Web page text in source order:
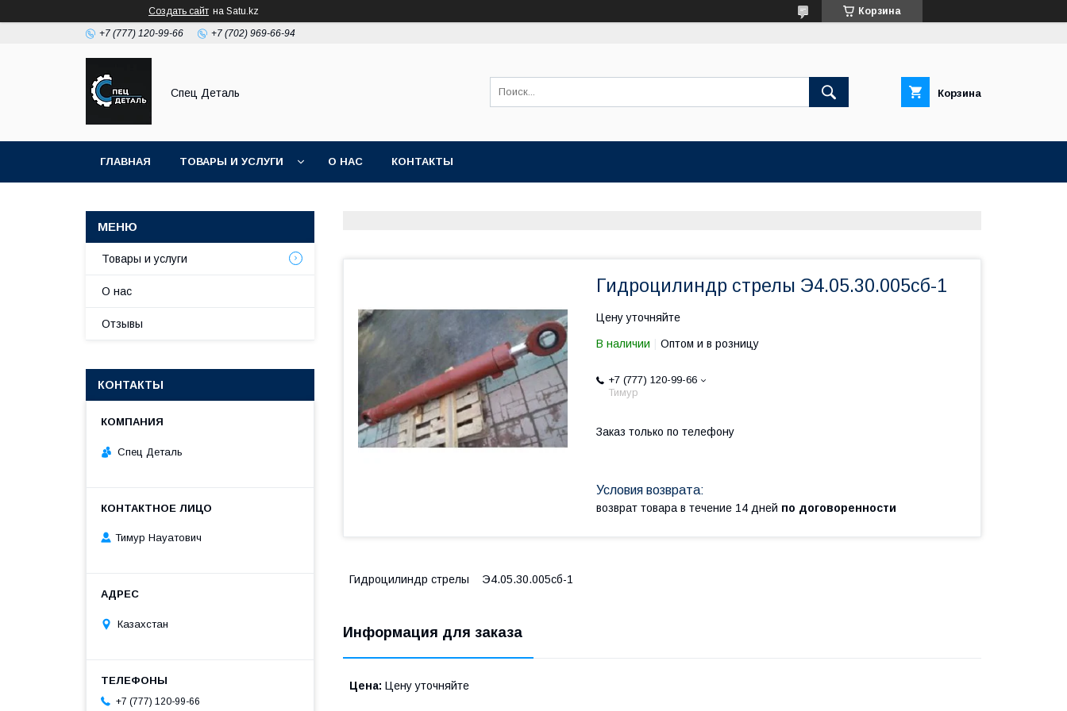
Создать сайт на Satu.kz Корзина
+7 (777) 120-99-66 +7 (702) 969-66-94
Спец Деталь Корзина
ГЛАВНАЯ ТОВАРЫ И УСЛУГИ О НАС КОНТАКТЫ
Гидроцилиндр стрелы Э4.05.30.005сб-1
Цену уточняйте
В наличии Оптом и в розницу
+7 (777) 120-99-66
Тимур
Заказ только по телефону
возврат товара в течение 14 дней по договоренности
Гидроцилиндр стрелы Э4.05.30.005сб-1
Информация для заказа
Цена: Цену уточняйте
Товары и услуги
О нас
Отзывы
КОНТАКТЫ
Спец Деталь
Тимур Науатович
Казахстан
+7 (777) 120-99-66